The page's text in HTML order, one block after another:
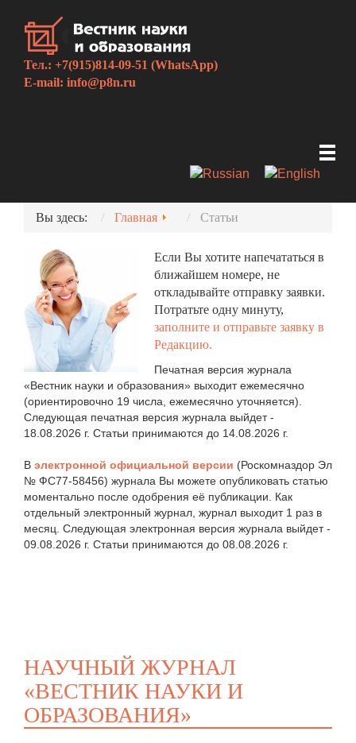
Тел.: +7(915)814-09-51 (WhatsApp)
E-mail: info@p8n.ru
Вы здесь: Главная Статьи
Если Вы хотите напечататься в
ближайшем номере, не
откладывайте отправку заявки.
Потратьте одну минуту,
заполните и отправьте заявку в
Редакцию.
Печатная версия журнала
«Вестник науки и образования» выходит ежемесячно
(ориентировочно 19 числа, ежемесячно уточняется).
Следующая печатная версия журнала выйдет -
18.08.2026 г. Статьи принимаются до 14.08.2026 г.
В электронной официальной версии (Роскомназдор Эл
№ ФС77-58456) журнала Вы можете опубликовать статью
моментально после одобрения её публикации. Как
отдельный электронный журнал, журнал выходит 1 раз в
месяц. Следующая электронная версия журнала выйдет -
09.08.2026 г. Статьи принимаются до 08.08.2026 г.
НАУЧНЫЙ ЖУРНАЛ
«ВЕСТНИК НАУКИ И
ОБРАЗОВАНИЯ»